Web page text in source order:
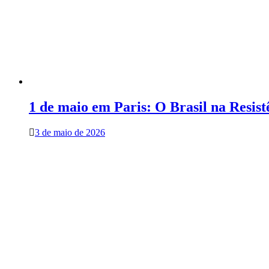
1 de maio em Paris: O Brasil na
3 de maio de 2026